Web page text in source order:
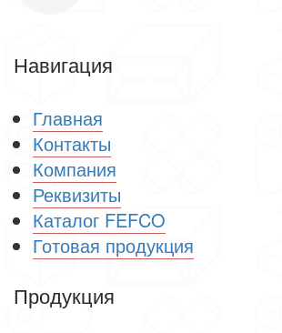
Навигация
Главная
Контакты
Компания
Реквизиты
Каталог FEFCO
Готовая продукция
Продукция